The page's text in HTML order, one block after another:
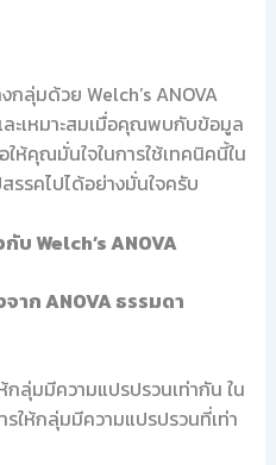
กลุ่มด้วย Welch’s ANOVA
ะเหมาะสมเมื่อคุณพบกับข้อมูล
ห้คุณมั่นใจในการใช้เทคนิคนี้ใน
รรคไปได้อย่างมั่นใจครับ
Welch’s ANOVA
จาก ANOVA ธรรมดา
กลุ่มมีความแปรปรวนเท่ากัน ใน
ให้กลุ่มมีความแปรปรวนที่เท่า